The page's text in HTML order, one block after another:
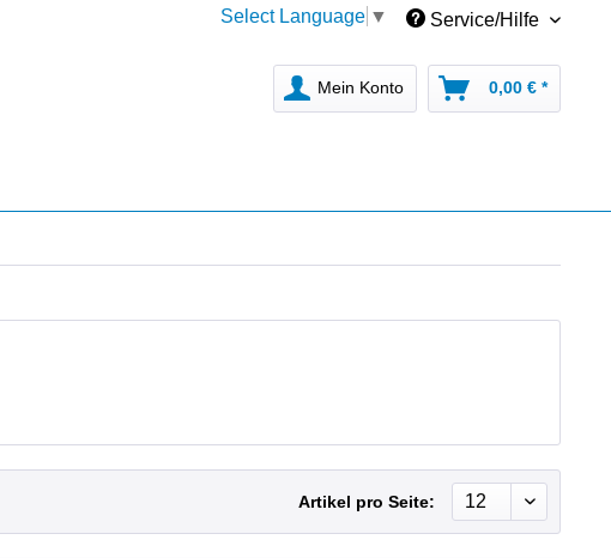
Select Language ▼ Service/Hilfe
Mein Konto 0,00 € *
Artikel pro Seite: